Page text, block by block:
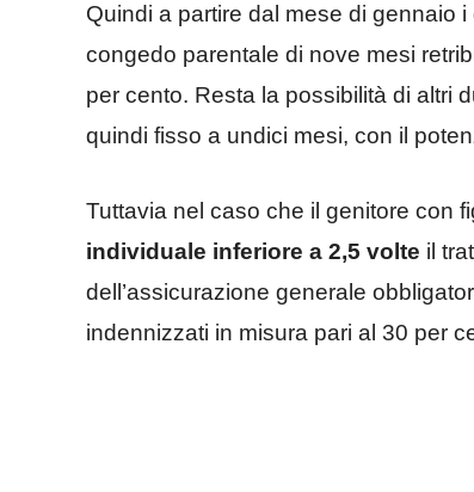
Quindi a partire dal mese di gennaio
congedo parentale di nove mesi
per cento. Resta la possibilità di altri
quindi fisso a undici mesi, con il
Tuttavia nel caso che il genitore con
individuale inferiore a 2,5 volte il
dell’assicurazione generale
indennizzati in misura pari al 30 per